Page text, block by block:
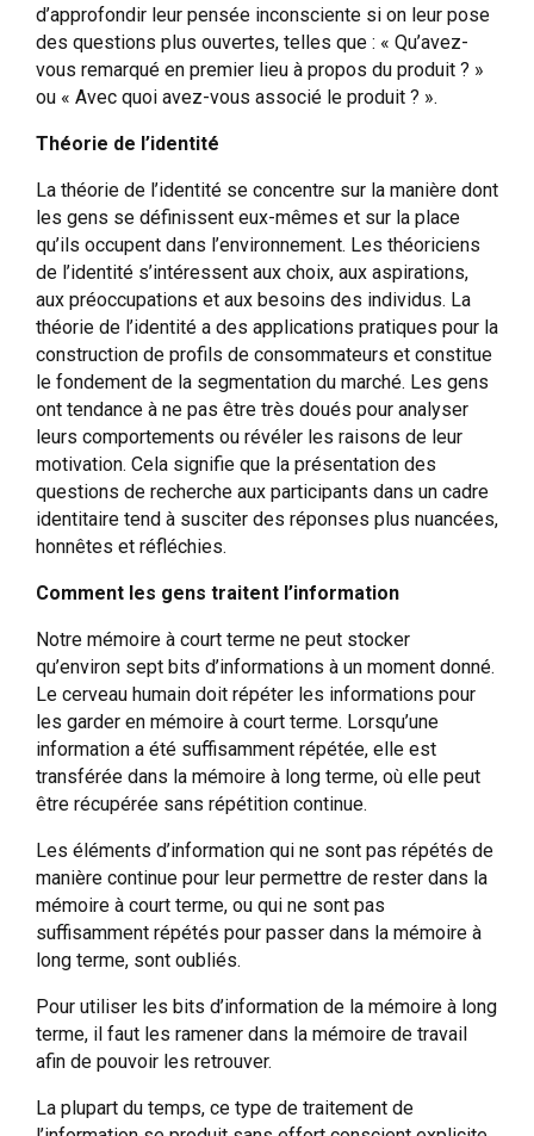
d’approfondir leur pensée inconsciente si on leur pose
des questions plus ouvertes, telles que : « Qu’avez-
vous remarqué en premier lieu à propos du produit ? »
ou « Avec quoi avez-vous associé le produit ? ».
Théorie de l’identité
La théorie de l’identité se concentre sur la manière dont
les gens se définissent eux-mêmes et sur la place
qu’ils occupent dans l’environnement. Les théoriciens
de l’identité s’intéressent aux choix, aux aspirations,
aux préoccupations et aux besoins des individus. La
théorie de l’identité a des applications pratiques pour la
construction de profils de consommateurs et constitue
le fondement de la segmentation du marché. Les gens
ont tendance à ne pas être très doués pour analyser
leurs comportements ou révéler les raisons de leur
motivation. Cela signifie que la présentation des
questions de recherche aux participants dans un cadre
identitaire tend à susciter des réponses plus nuancées,
honnêtes et réfléchies.
Comment les gens traitent l’information
Notre mémoire à court terme ne peut stocker
qu’environ sept bits d’informations à un moment donné.
Le cerveau humain doit répéter les informations pour
les garder en mémoire à court terme. Lorsqu’une
information a été suffisamment répétée, elle est
transférée dans la mémoire à long terme, où elle peut
être récupérée sans répétition continue.
Les éléments d’information qui ne sont pas répétés de
manière continue pour leur permettre de rester dans la
mémoire à court terme, ou qui ne sont pas
suffisamment répétés pour passer dans la mémoire à
long terme, sont oubliés.
Pour utiliser les bits d’information de la mémoire à long
terme, il faut les ramener dans la mémoire de travail
afin de pouvoir les retrouver.
La plupart du temps, ce type de traitement de